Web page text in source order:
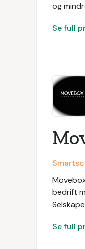
og
Se full
bedrift
Se full